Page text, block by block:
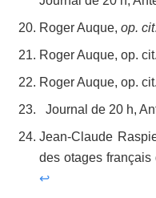
Roger Auque,op. cit.
Roger Auque, op. cit.
Roger Auque, op. cit.
Journal de 20 h,
Jean-Claude
des otages français
↩